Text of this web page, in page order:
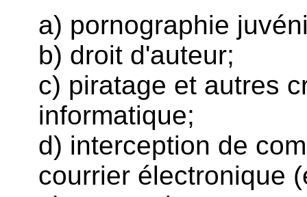
a) pornographie
b) droit d'auteur;
c) piratage et autres
informatique;
d) interception de
courrier électronique